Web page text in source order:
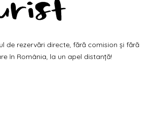
de rezervări directe, fără comision și fără
în România, la un apel distanță!